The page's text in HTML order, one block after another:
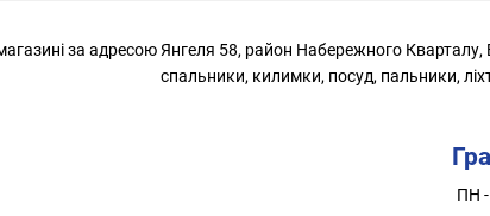
за адресою Янгеля 58, район Набережного Кварталу,
спальники, килимки, посуд, пальники,
ПН -